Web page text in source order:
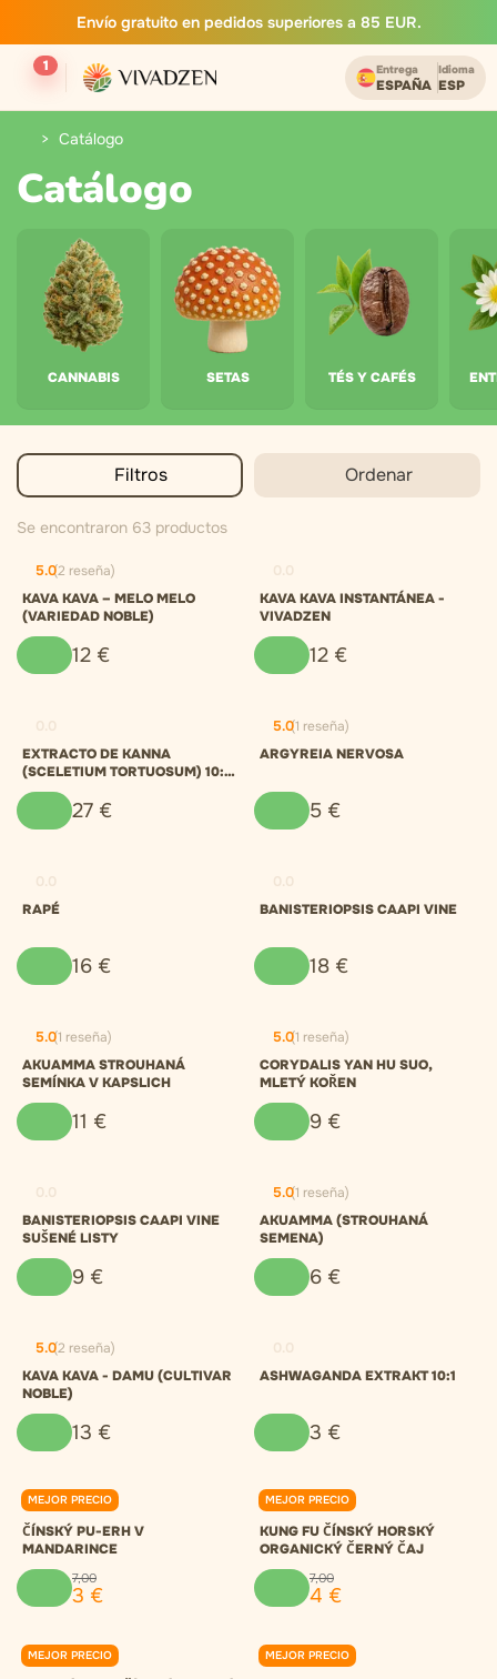
Envío gratuito en pedidos superiores a 85 EUR.
1 Entrega
ESPAÑA
Idioma
ESP
Catálogo
Catálogo
CANNABIS SETAS TÉS Y CAFÉS
Filtros Ordenar
Se encontraron 63 productos
5.0(2 reseña)
KAVA KAVA – MELO MELO
(VARIEDAD NOBLE)
12 €
KAVA KAVA INSTANTÁNEA -
VIVADZEN
12 €
EXTRACTO DE KANNA
(SCELETIUM TORTUOSUM) 10:1,
POLVO
27 €
5.0(1 reseña)
ARGYREIA NERVOSA
5 €
RAPÉ
16 €
BANISTERIOPSIS CAAPI VINE
18 €
5.0(1 reseña)
AKUAMMA STROUHANÁ
SEMÍNKA V KAPSLICH
11 €
5.0(1 reseña)
CORYDALIS YAN HU SUO,
MLETÝ KOŘEN
9 €
BANISTERIOPSIS CAAPI VINE
SUŠENÉ LISTY
9 €
5.0(1 reseña)
AKUAMMA (STROUHANÁ
SEMENA)
6 €
5.0(2 reseña)
KAVA KAVA - DAMU (CULTIVAR
NOBLE)
13 €
ASHWAGANDA EXTRAKT 10:1
3 €
MEJOR PRECIO
0.0
ČÍNSKÝ PU-ERH V
MANDARINCE
7,00
3 €
MEJOR PRECIO
0.0
KUNG FU ČÍNSKÝ HORSKÝ
ORGANICKÝ ČERNÝ ČAJ
7,00
4 €
MEJOR PRECIO
0.0
MEJOR PRECIO
0.0